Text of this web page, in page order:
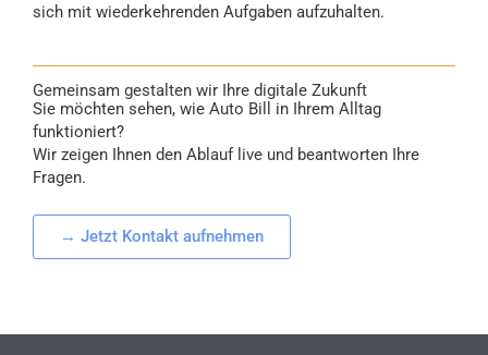
sich mit wiederkehrenden Aufgaben aufzuhalten.
Gemeinsam gestalten wir Ihre digitale Zukunft
Sie möchten sehen, wie Auto Bill in Ihrem Alltag
funktioniert?
Wir zeigen Ihnen den Ablauf live und beantworten Ihre
Fragen.
→ Jetzt Kontakt aufnehmen